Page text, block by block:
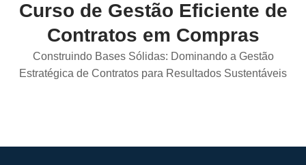
Curso de Gestão Eficiente de
Contratos em Compras
Construindo Bases Sólidas: Dominando a Gestão
Estratégica de Contratos para Resultados Sustentáveis